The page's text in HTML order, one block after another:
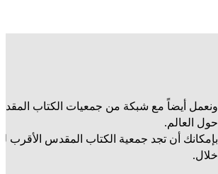
ونعمل أيضاً مع شبكة من جمعيات الكتاب
حول العالم.
بإمكانك أن تجد جمعية الكتاب المقدس الأقرب
خلال.